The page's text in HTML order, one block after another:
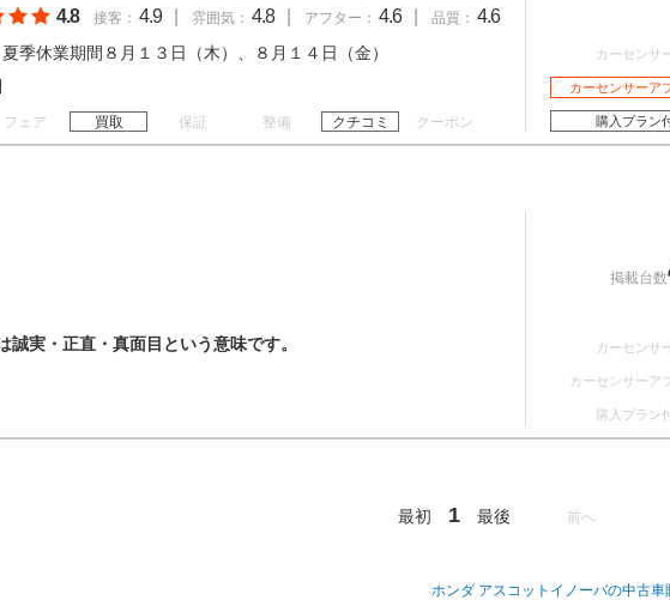
4.8 接客： 4.9 雰囲気： 4.8 アフター： 4.6 品質： 4.6
季休業期間８月１３日（木）、８月１４日（金）
フェア 買取 保証 整備 クチコミ クーポン
カーセンサ
カーセンサーア
購入プラン
実・正直・真面目という意味です。
掲載台数
カーセンサ
カーセンサーア
購入プラン
最初 1 最後 前へ
ホンダ アスコットイノーバの中古車